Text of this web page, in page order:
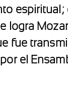
espiritual;
logra
fue
el